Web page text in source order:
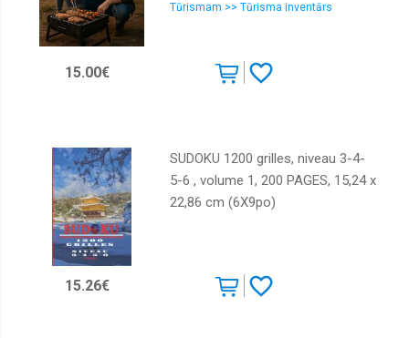
Tūrismam >> Tūrisma inventārs
15.00€
SUDOKU 1200 grilles, niveau 3-4-
5-6 , volume 1, 200 PAGES, 15,24 x
22,86 cm (6X9po)
15.26€